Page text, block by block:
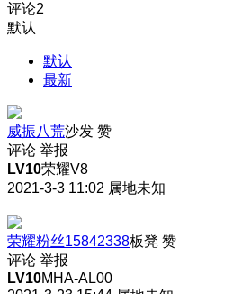
评论2
默认
默认
最新
威振八荒沙发 赞
评论 举报
LV10荣耀V8
2021-3-3 11:02 属地未知
荣耀粉丝15842338板凳 赞
评论 举报
LV10MHA-AL00